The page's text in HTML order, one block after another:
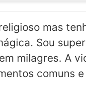
mas
Sou
milagres. A
comuns e